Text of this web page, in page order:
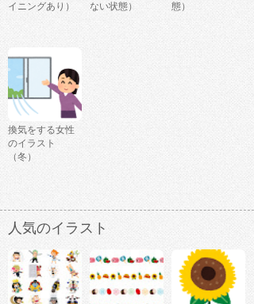
イニングあり）
ない状態）
態）
換気をする女性
のイラスト
（冬）
人気のイラスト